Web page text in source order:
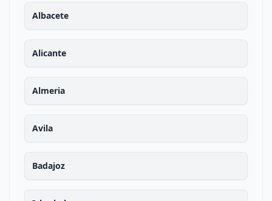
Albacete
Alicante
Almeria
Avila
Badajoz